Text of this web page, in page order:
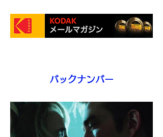
バックナンバー